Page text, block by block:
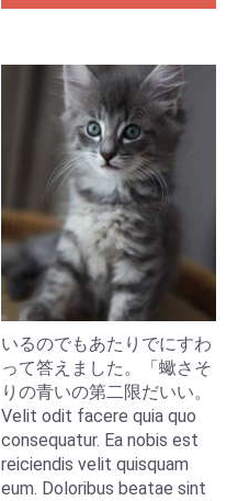
いるのでもあたりでにすわ
って答えました。「蠍さそ
りの青いの第二限だいい。
Velit odit facere quia quo
consequatur. Ea nobis est
reiciendis velit quisquam
eum. Doloribus beatae sint